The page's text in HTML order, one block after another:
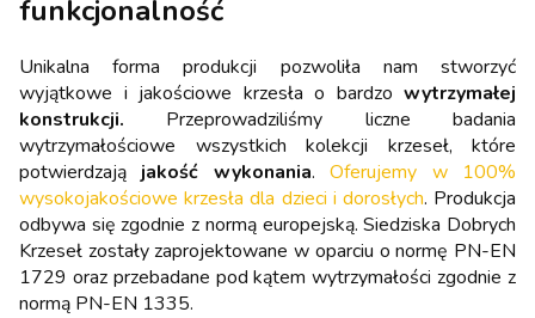
funkcjonalność
Unikalna forma produkcji pozwoliła nam stworzyć
wyjątkowe i jakościowe krzesła o bardzo wytrzymałej
konstrukcji. Przeprowadziliśmy liczne badania
wytrzymałościowe wszystkich kolekcji krzeseł, które
potwierdzają jakość wykonania.Oferujemy w 100%
wysokojakościowe krzesła dla dzieci i dorosłych. Produkcja
odbywa się zgodnie z normą europejską. Siedziska Dobrych
Krzeseł zostały zaprojektowane w oparciu o normę PN-EN
1729 oraz przebadane pod kątem wytrzymałości zgodnie z
normą PN-EN 1335.